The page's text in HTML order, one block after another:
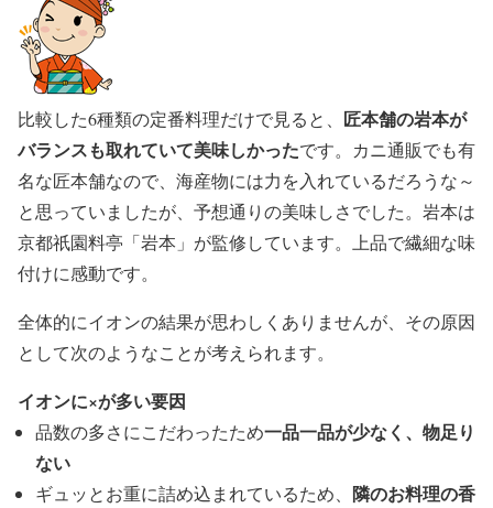
比較した6種類の定番料理だけで見ると、 匠本舗の岩本が
バランスも取れていて美味しかったです。カニ通販でも有
名な匠本舗なので、海産物には力を入れているだろうな～
と思っていましたが、予想通りの美味しさでした。岩本は
京都祇園料亭「岩本」が監修しています。上品で繊細な味
付けに感動です。
全体的にイオンの結果が思わしくありませんが、その原因
として次のようなことが考えられます。
イオンに×が多い要因
品数の多さにこだわったため一品一品が少なく、物足り
ない
ギュッとお重に詰め込まれているため、 隣のお料理の香